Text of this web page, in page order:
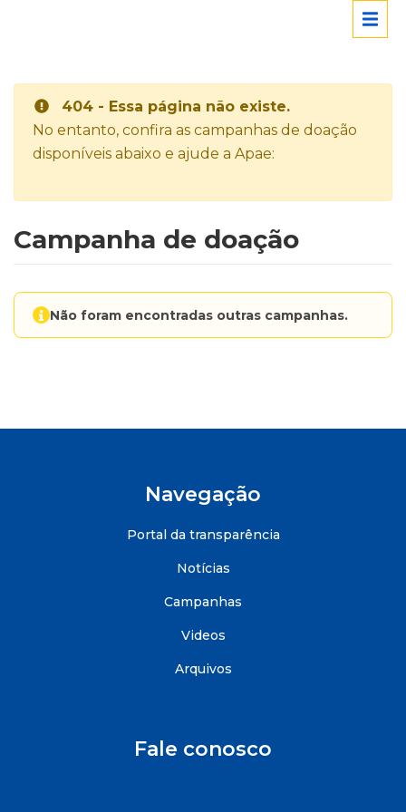
404 - Essa página não existe.
No entanto, confira as campanhas de doação
disponíveis abaixo e ajude a Apae:
Campanha de doação
Não foram encontradas outras campanhas.
Navegação
Portal da transparência
Notícias
Campanhas
Videos
Arquivos
Fale conosco